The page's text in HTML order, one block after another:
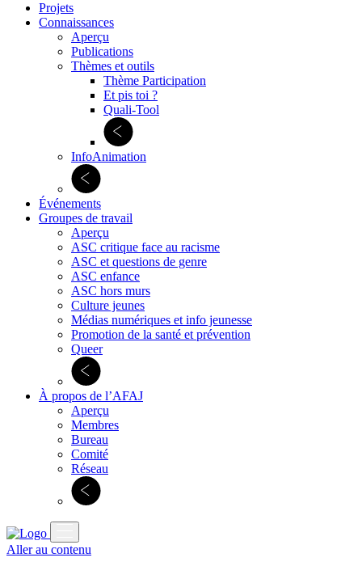
Projets
Connaissances
Aperçu
Publications
Thèmes et outils
Thème Participation
Et pis toi ?
Quali-Tool
InfoAnimation
Événements
Groupes de travail
Aperçu
ASC critique face au racisme
ASC et questions de genre
ASC enfance
ASC hors murs
Culture jeunes
Médias numériques et info jeunesse
Promotion de la santé et prévention
Queer
À propos de l’AFAJ
Aperçu
Membres
Bureau
Comité
Réseau
Aller au contenu